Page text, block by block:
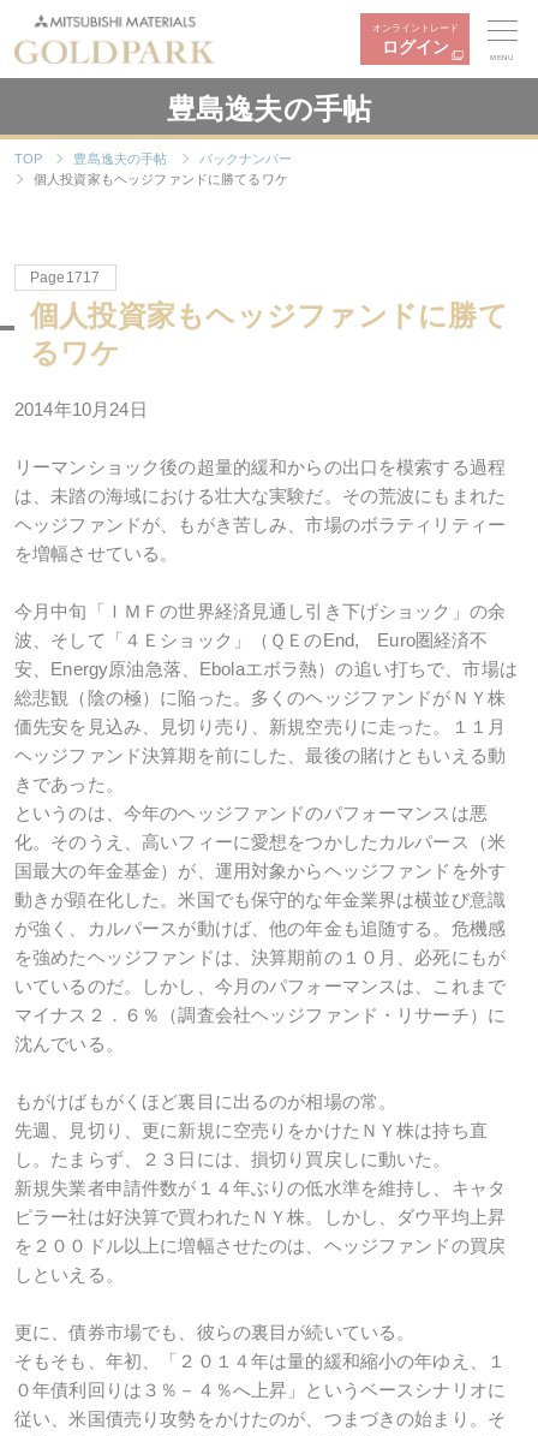
オンライントレード
ログイン
MENU
豊島逸夫の手帖
TOP 豊島逸夫の手帖
バックナンバー
個人投資家もヘッジファンドに勝てるワケ
Page1717
個人投資家もヘッジファンドに勝て
るワケ
2014年10月24日
リーマンショック後の超量的緩和からの出口を模索する過程
は、未踏の海域における壮大な実験だ。その荒波にもまれた
ヘッジファンドが、もがき苦しみ、市場のボラティリティー
を増幅させている。
今月中旬「ＩＭＦの世界経済見通し引き下げショック」の余
波、そして「４Ｅショック」（ＱＥのEnd, Euro圏経済不
安、Energy原油急落、Ebolaエボラ熱）の追い打ちで、市場は
総悲観（陰の極）に陥った。多くのヘッジファンドがＮＹ株
価先安を見込み、見切り売り、新規空売りに走った。１１月
ヘッジファンド決算期を前にした、最後の賭けともいえる動
きであった。
というのは、今年のヘッジファンドのパフォーマンスは悪
化。そのうえ、高いフィーに愛想をつかしたカルパース（米
国最大の年金基金）が、運用対象からヘッジファンドを外す
動きが顕在化した。米国でも保守的な年金業界は横並び意識
が強く、カルパースが動けば、他の年金も追随する。危機感
を強めたヘッジファンドは、決算期前の１０月、必死にもが
いているのだ。しかし、今月のパフォーマンスは、これまで
マイナス２．６％（調査会社ヘッジファンド・リサーチ）に
沈んでいる。
もがけばもがくほど裏目に出るのが相場の常。
先週、見切り、更に新規に空売りをかけたＮＹ株は持ち直
し。たまらず、２３日には、損切り買戻しに動いた。
新規失業者申請件数が１４年ぶりの低水準を維持し、キャタ
ピラー社は好決算で買われたＮＹ株。しかし、ダウ平均上昇
を２００ドル以上に増幅させたのは、ヘッジファンドの買戻
しといえる。
更に、債券市場でも、彼らの裏目が続いている。
そもそも、年初、「２０１４年は量的緩和縮小の年ゆえ、１
０年債利回りは３％－４％へ上昇」というベースシナリオに
従い、米国債売り攻勢をかけたのが、つまづきの始まり。そ